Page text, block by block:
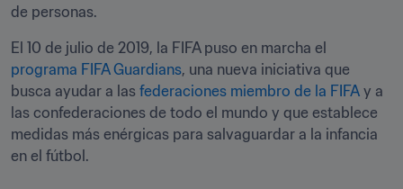
de personas.
programa FIFA Guardians, una nueva iniciativa que
busca ayudar a las federaciones miembro de la FIFA y a
las confederaciones de todo el mundo y que establece
medidas más enérgicas para salvaguardar a la infancia
en el fútbol.